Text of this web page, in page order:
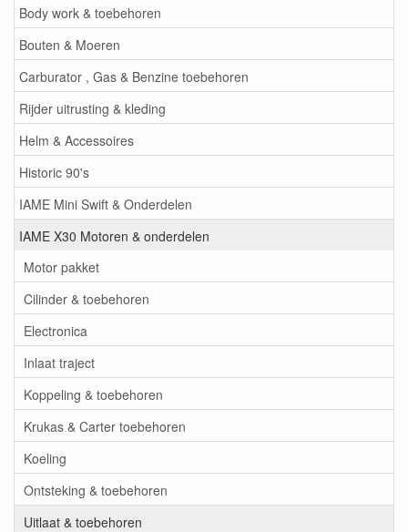
Body work & toebehoren
Bouten & Moeren
Carburator , Gas & Benzine toebehoren
Rijder uitrusting & kleding
Helm & Accessoires
Historic 90's
IAME Mini Swift & Onderdelen
IAME X30 Motoren & onderdelen
Motor pakket
Cilinder & toebehoren
Electronica
Inlaat traject
Koppeling & toebehoren
Krukas & Carter toebehoren
Koeling
Ontsteking & toebehoren
Uitlaat & toebehoren